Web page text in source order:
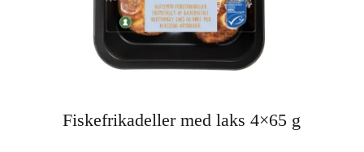
Fiskefrikadeller med laks 4×65 g